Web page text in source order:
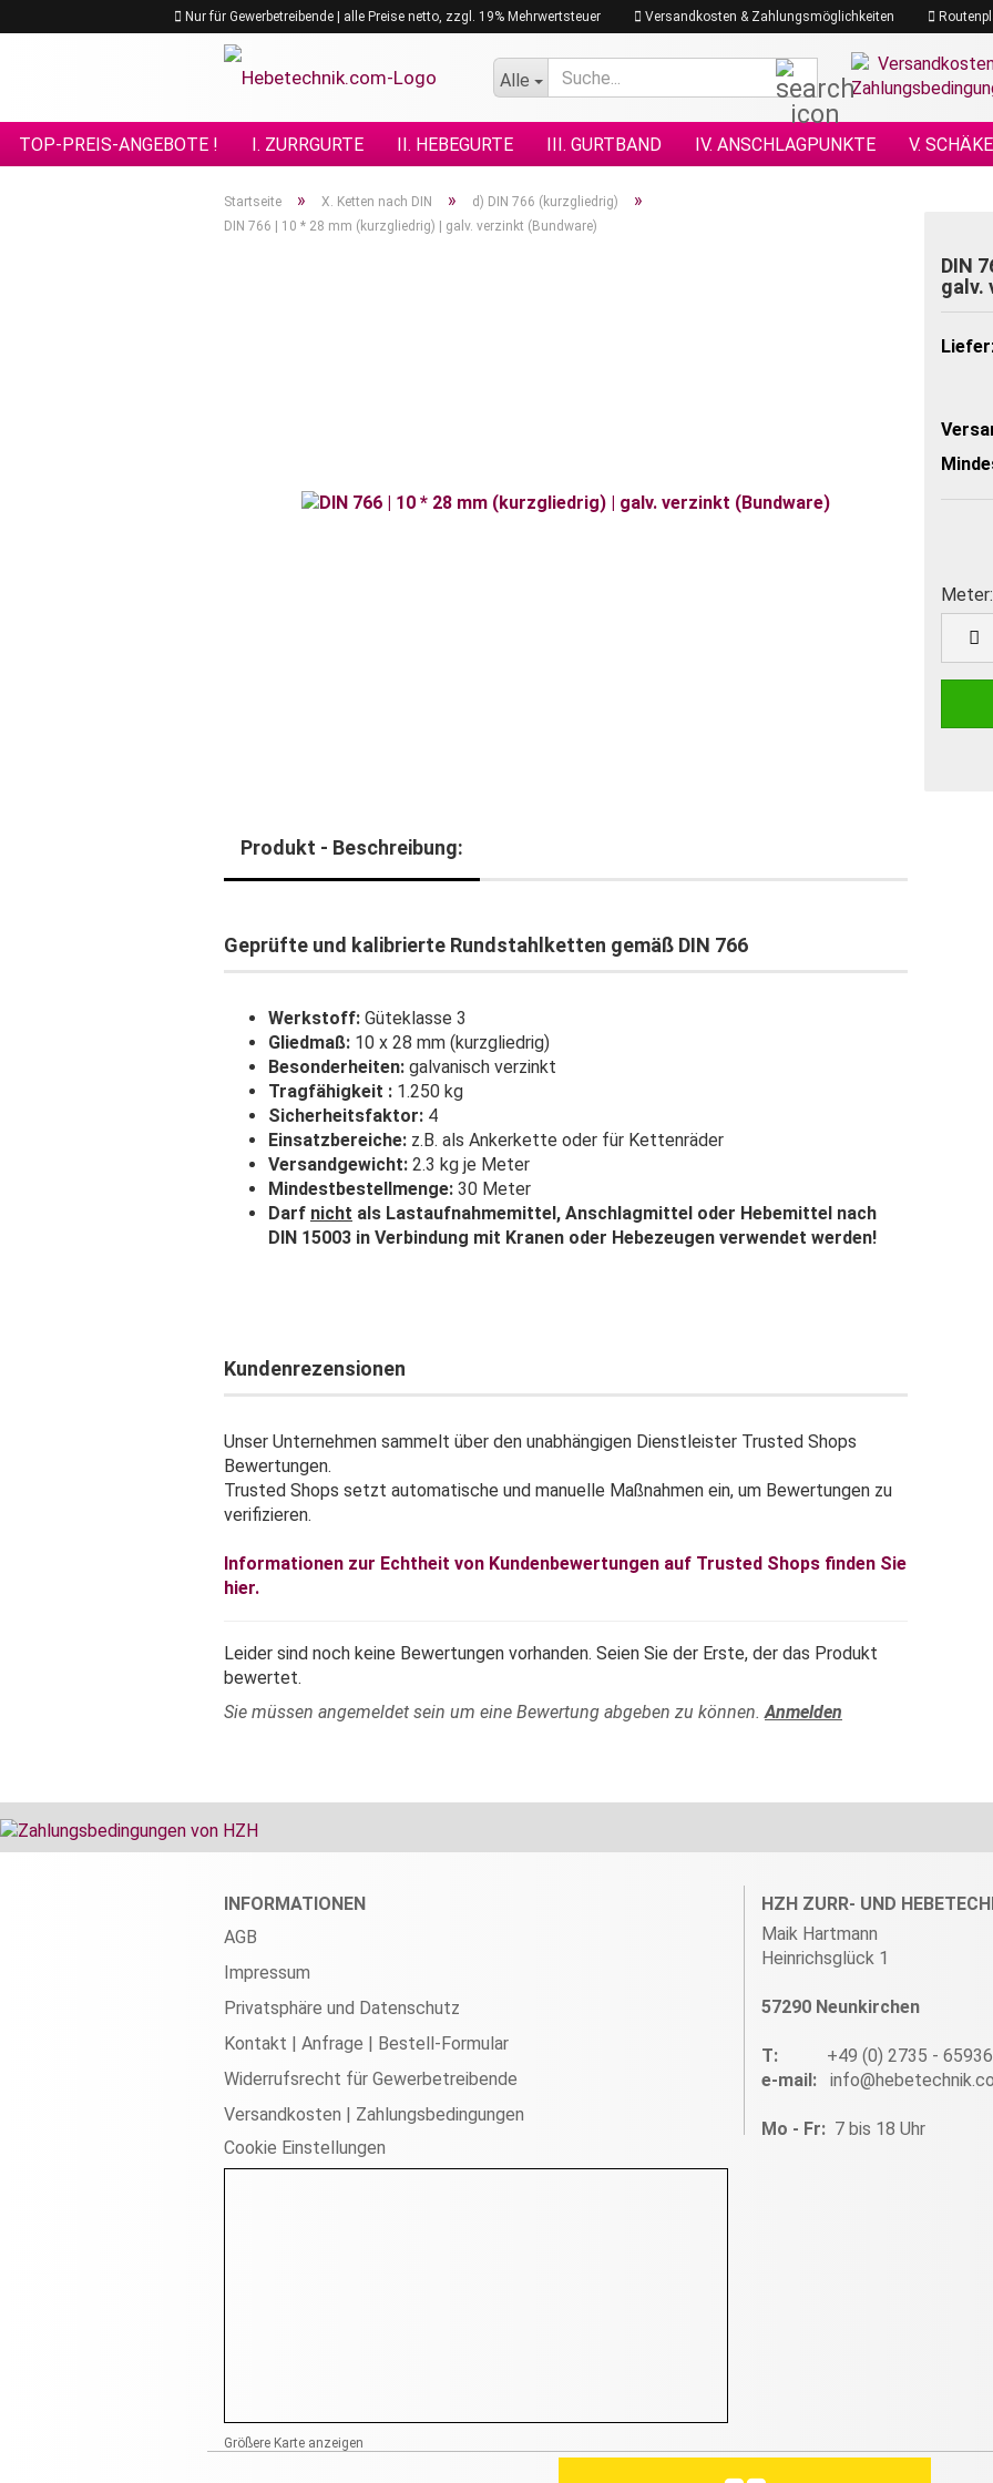
Nur für Gewerbetreibende | alle Preise netto, zzgl. 19% Mehrwertsteuer Versandkosten & Zahlungsmöglichkeiten
Alle
Suche...
TOP-PREIS-ANGEBOTE ! I. ZURRGURTE II. HEBEGURTE III. GURTBAND IV. ANSCHLAGPUNKTE V.
XV. EDELSTAHL - ANSCHLAGMITTEL XVI. FORSTPROGRAMM XVII. PLANEN & NETZE
Startseite » X. Ketten nach DIN » d) DIN 766 (kurzgliedrig) »
DIN 766 | 10 * 28 mm (kurzgliedrig) | galv. verzinkt (Bundware)
DIN
galv.
Meter:
Meter
Produkt - Beschreibung:
Geprüfte und kalibrierte Rundstahlketten gemäß DIN 766
Werkstoff: Güteklasse 3
Gliedmaß: 10 x 28 mm (kurzgliedrig)
Besonderheiten: galvanisch verzinkt
Tragfähigkeit : 1.250 kg
Sicherheitsfaktor: 4
Einsatzbereiche: z.B. als Ankerkette oder für Kettenräder
Versandgewicht: 2.3 kg je Meter
Mindestbestellmenge: 30 Meter
Darf nicht als Lastaufnahmemittel, Anschlagmittel oder Hebemittel nach
DIN 15003 in Verbindung mit Kranen oder Hebezeugen verwendet werden!
Kundenrezensionen
Unser Unternehmen sammelt über den unabhängigen Dienstleister Trusted Shops
Bewertungen.
Trusted Shops setzt automatische und manuelle Maßnahmen ein, um Bewertungen zu
verifizieren.
Informationen zur Echtheit von Kundenbewertungen auf Trusted Shops finden Sie
hier.
Leider sind noch keine Bewertungen vorhanden. Seien Sie der Erste, der das Produkt
bewertet.
Sie müssen angemeldet sein um eine Bewertung abgeben zu können.Anmelden
INFORMATIONEN
AGB
Impressum
Privatsphäre und Datenschutz
Kontakt | Anfrage | Bestell-Formular
Widerrufsrecht für Gewerbetreibende
Versandkosten | Zahlungsbedingungen
Cookie Einstellungen
HZH ZURR- UND
Maik Hartmann
Heinrichsglück 1
57290 Neunkirchen
T: +49 (0) 2735 -
e-mail:
Mo - Fr: 7 bis 18 Uhr
Größere Karte anzeigen